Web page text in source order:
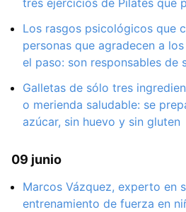
tres ejercicios de Pilates que
Los rasgos psicológicos que
personas que agradecen a
el paso: son responsables de
Galletas de sólo tres
o merienda saludable: se
azúcar, sin huevo y sin gluten
09 junio
Marcos Vázquez, experto en
entrenamiento de fuerza en